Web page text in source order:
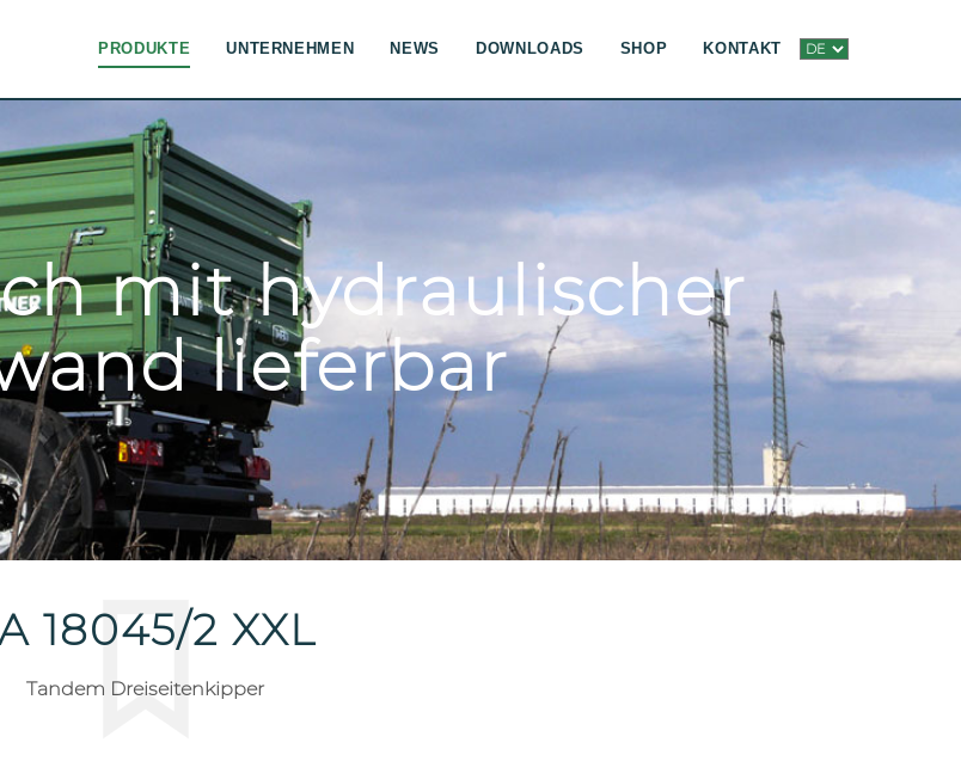
PRODUKTE UNTERNEHMEN NEWS DOWNLOADS SHOP KONTAKT
mit hydraulischer
lieferbar
18045/2 XXL
Tandem Dreiseitenkipper